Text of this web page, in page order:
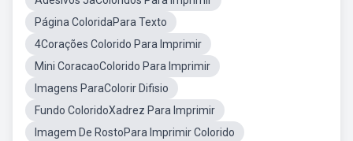
Página ColoridaPara Texto
4Corações Colorido Para Imprimir
Mini CoracaoColorido Para Imprimir
Imagens ParaColorir Difisio
Fundo ColoridoXadrez Para Imprimir
Imagem De RostoPara Imprimir Colorido